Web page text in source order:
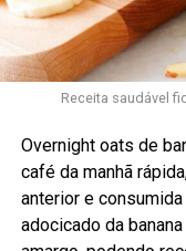
Receita saudável
Overnight oats de
café da manhã
anterior e
adocicado da